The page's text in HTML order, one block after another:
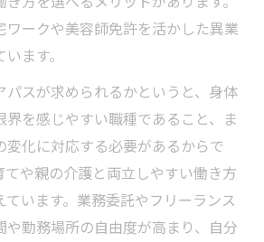
のための美容師資格活用戦略
許で描くライフプランと収入向上
成から考える高収入ルートの選
美容師の挑戦的な転職先
容師が選ぶ理想の転職キャリア
美容師の30代キャリア形成実例集
ワークや美容師免許を活かした異業
ます。
パスが求められるかというと、身体
界を感じやすい職種であること、ま
変化に対応する必要があるからで
てや親の介護と両立しやすい働き方
ています。業務委託やフリーランス
や勤務場所の自由度が高まり、自分